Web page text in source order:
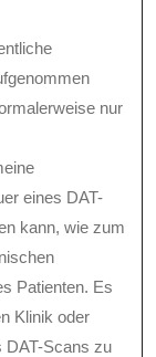
nur
eines DAT-
kann, wie zum
Patienten. Es
Klinik oder
DAT-Scans zu